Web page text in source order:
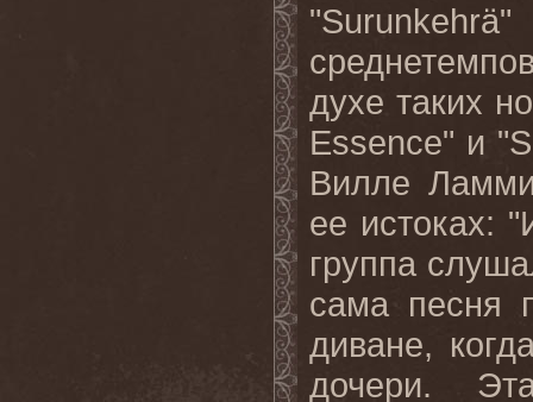
"Surunkehrä"
духе таких
Essence" и "
Вилле
ее истоках:
группа
сама песня
диване,
дочери.